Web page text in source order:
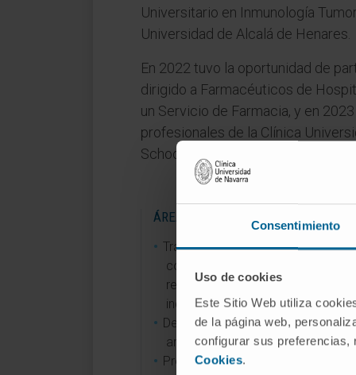
Consentimiento
Uso de cookies
Este Sitio Web utiliza
de la página web,
configurar sus preferencias,
Cookies.
Universitario en Inmunología
Universidad de Alcalá de Henares.
En 2022 tuvo la oportunidad de
dirigido a Farmacéuticos de
un Servicio de Farmacia, y en
profesionales de la Clínica
School.
ÁREAS DE INVESTIGACIÓN
Tratamiento de soporte en
con cáncer, particularmente en lo
referente a las náuseas y vómitos
inducidos por quimioterapia.
Desensibilización a fármacos
antineoplásicos.
Profilaxis de infección por